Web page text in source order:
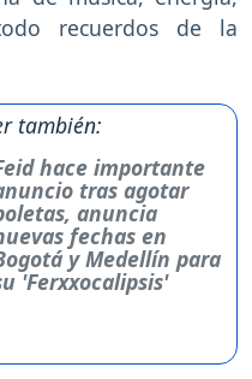
recuerdos de la
también:
hace importante
tras agotar
anuncia
fechas en
y Medellín para
'Ferxxocalipsis'